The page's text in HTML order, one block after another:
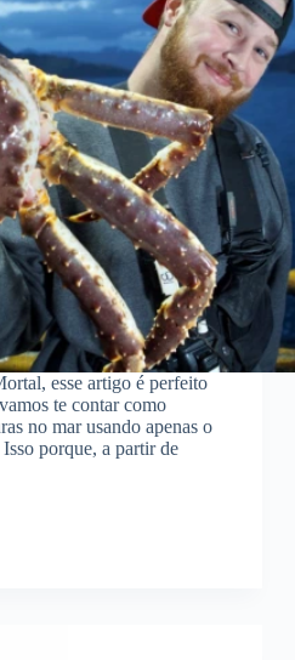
esse artigo é perfeito
te contar como
no mar usando apenas o
porque, a partir de